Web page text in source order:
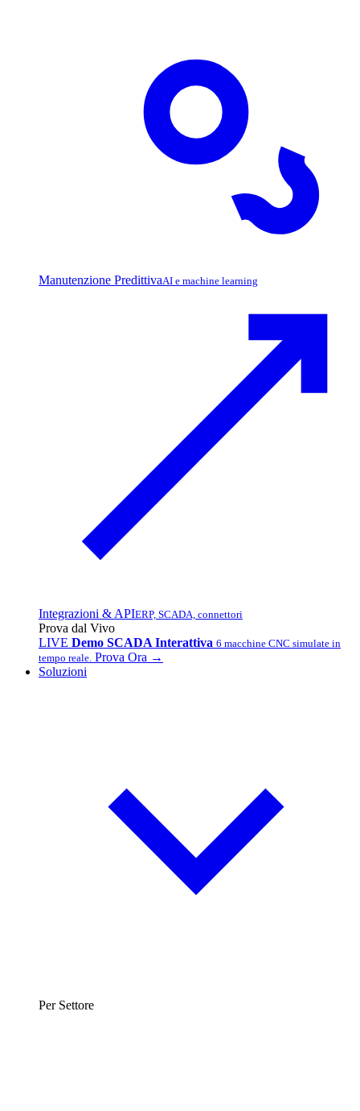
Manutenzione PredittivaAI e machine learning
Integrazioni & APIERP, SCADA, connettori
Prova dal Vivo
LIVE Demo SCADA Interattiva 6 macchine CNC simulate in
tempo reale. Prova Ora →
Soluzioni
Per Settore